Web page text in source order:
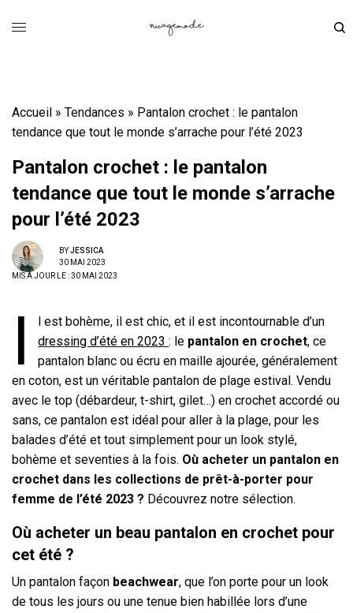
Accueil »Tendances » Pantalon crochet : le pantalon
tendance que tout le monde s’arrache pour l’été 2023
Pantalon crochet : le pantalon
tendance que tout le monde s’arrache
pour l’été 2023
BYJESSICA
30 MAI 2023
MIS À JOUR LE : 30 MAI 2023
I
l est bohème, il est chic, et il est incontournable d’un
dressing d’été en 2023: le pantalon en crochet, ce
pantalon blanc ou écru en maille ajourée, généralement
en coton, est un véritable pantalon de plage estival. Vendu
avec le top (débardeur, t-shirt, gilet…) en crochet accordé ou
sans, ce pantalon est idéal pour aller à la plage, pour les
balades d’été et tout simplement pour un look stylé,
bohème et seventies à la fois. Où acheter un pantalon en
crochet dans les collections de prêt-à-porter pour
femme de l’été 2023 ? Découvrez notre sélection.
Où acheter un beau pantalon en crochet pour
cet été ?
Un pantalon façon beachwear, que l’on porte pour un look
de tous les jours ou une tenue bien habillée lors d’une